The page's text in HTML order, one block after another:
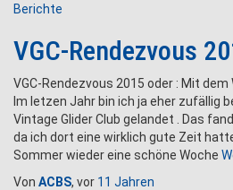
Berichte
VGC-Rendezvous
VGC-Rendezvous 2015 oder : Mit
Im letzen Jahr bin ich ja eher zufällig
Vintage Glider Club gelandet . Das
da ich dort eine wirklich gute Zeit
Sommer wieder eine schöne Woche
Von ACBS, vor 11 Jahren